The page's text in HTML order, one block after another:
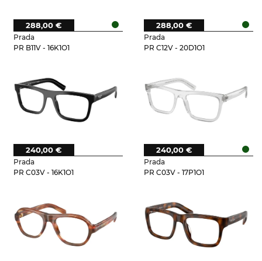
Prada
PR B11V - 16K1O1
288,00 €
Prada
PR C12V - 20D1O1
288,00 €
Prada
PR C03V - 16K1O1
240,00 €
Prada
PR C03V - 17P1O1
240,00 €